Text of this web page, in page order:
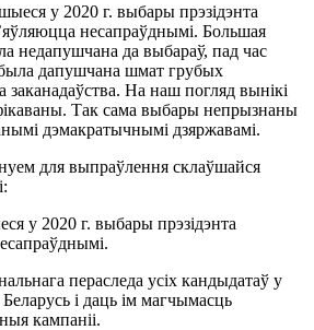
у 2020 г. выбары прэзідэнта
несапраўднымі. Большая
недапушчана да выбараў, пад час
дапушчана шмат грубых
На наш погляд вынікі
Так сама выбары непрызнаны
дэмакратычнымі дзяржавамі.
для выпраўлення склаўшайся
у 2020 г. выбары прэзідэнта
пераследа усіх кандыдатаў у
Беларусь і даць ім магчымасць
кампаніі.